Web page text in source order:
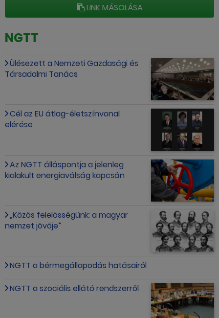
LINK MÁSOLÁSA
NGTT
Ülésezett a Nemzeti Gazdasági és
Társadalmi Tanács
Cél az EU átlag-életszínvonal
elérése
Az NGTT álláspontja a jelenleg
kialakult energiaválság kapcsán
„Közös felelősségünk: a magyar
nemzet jövője”
NGTT a bérmegállapodás hatásairól
NGTT a szociális ellátó rendszerről